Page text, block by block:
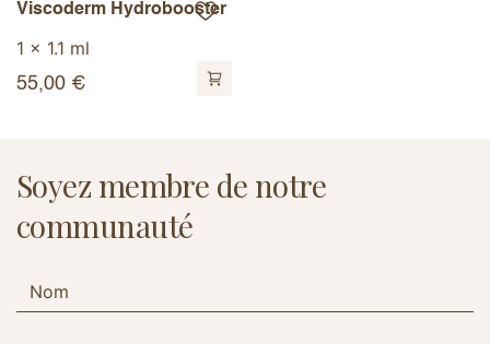
Viscoderm Hydrobooster
1 x 1.1 ml
55,00 €
Soyez membre de notre
communauté